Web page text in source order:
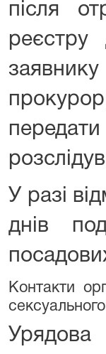
після
реєстру
У разі
днів
Контакти
Урядова